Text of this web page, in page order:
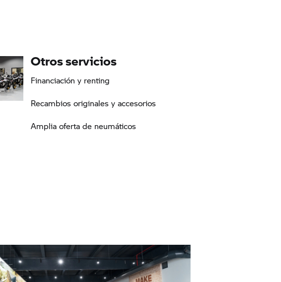
Otros servicios
Financiación y renting
Recambios originales y accesorios
Amplia oferta de neumáticos